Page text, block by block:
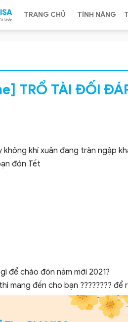
TRANG CHỦ TÍNH NĂNG
TRỔ TÀI ĐỐI
không khí xuân đang tràn ngập
đón Tết
để chào đón năm mới 2021?
mang đến cho bạn ???????? để